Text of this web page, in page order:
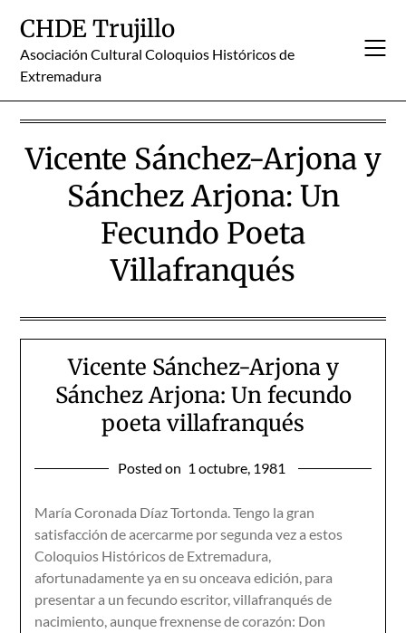
content
CHDE Trujillo
Asociación Cultural Coloquios Históricos de
Extremadura
Vicente Sánchez-Arjona y
Sánchez Arjona: Un
Fecundo Poeta
Villafranqués
Vicente Sánchez-Arjona y
Sánchez Arjona: Un fecundo
poeta villafranqués
Posted on 1 octubre, 1981
María Coronada Díaz Tortonda. Tengo la gran
satisfacción de acercarme por segunda vez a estos
Coloquios Históricos de Extremadura,
afortunadamente ya en su onceava edición, para
presentar a un fecundo escritor, villafranqués de
nacimiento, aunque frexnense de corazón: Don